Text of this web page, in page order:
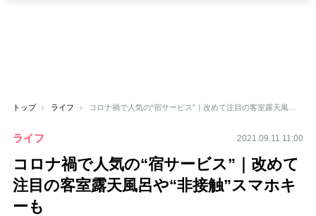
トップ ライフ
ライフ 2021.09.11 11:00
コロナ禍で人気の“宿サービス”｜改めて
注目の客室露天風呂や“非接触”スマホキ
ーも